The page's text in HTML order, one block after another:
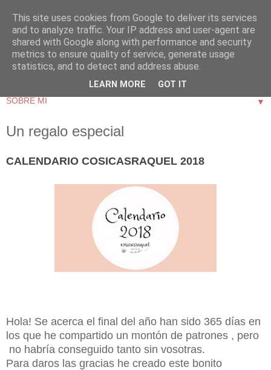
▼
Un regalo especial
CALENDARIO COSICASRAQUEL 2018
Hola! Se acerca el final del año han sido 365 días en
los que he compartido un montón de patrones , pero
no habría conseguido tanto sin vosotras.
Para daros las gracias he creado este bonito
This site uses cookies from Google to deliver its services
and to analyze traffic. Your IP address and user-agent are
shared with Google along with performance and security
metrics to ensure quality of service, generate usage
statistics, and to detect and address abuse.
LEARN MORE GOT IT